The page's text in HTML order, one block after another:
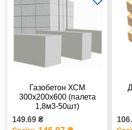
Газобетон ХСМ
300x200x600 (палета
1,8м3-50шт)
149.69 ₴